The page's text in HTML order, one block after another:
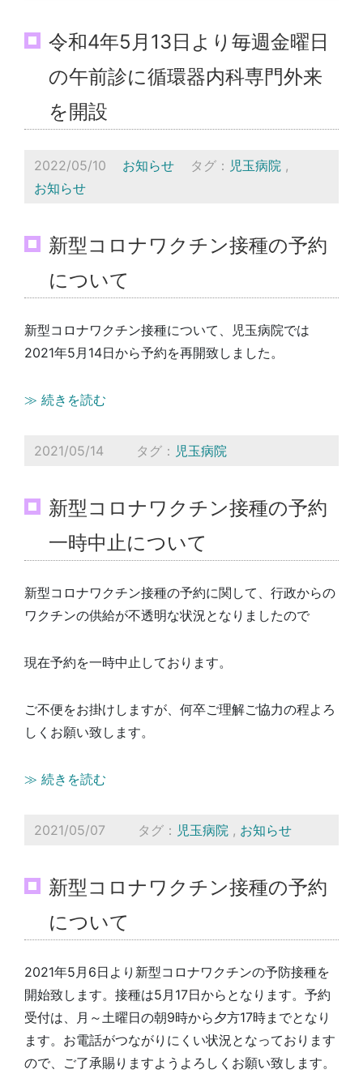
令和4年5月13日より毎週金曜日
の午前診に循環器内科専門外来
を開設
2022/05/10 お知らせ タグ： 児玉病院 ,
お知らせ
新型コロナワクチン接種の予約
について
新型コロナワクチン接種について、児玉病院では
2021年5月14日から予約を再開致しました。
≫ 続きを読む
2021/05/14 タグ： 児玉病院
新型コロナワクチン接種の予約
一時中止について
新型コロナワクチン接種の予約に関して、行政からの
ワクチンの供給が不透明な状況となりましたので
現在予約を一時中止しております。
ご不便をお掛けしますが、何卒ご理解ご協力の程よろ
しくお願い致します。
≫ 続きを読む
2021/05/07 タグ： 児玉病院 , お知らせ
新型コロナワクチン接種の予約
について
2021年5月6日より新型コロナワクチンの予防接種を
開始致します。接種は5月17日からとなります。予約
受付は、月～土曜日の朝9時から夕方17時までとなり
ます。お電話がつながりにくい状況となっております
ので、ご了承賜りますようよろしくお願い致します。